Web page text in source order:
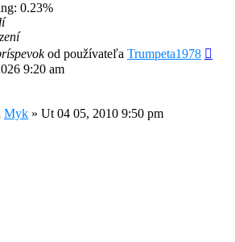
0.23%
od používateľa Trumpeta1978
9:20 am
Myk » Ut 04 05, 2010 9:50 pm